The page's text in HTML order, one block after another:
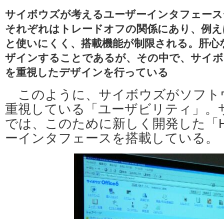
サイボウズが考えるユーザーインタフェー
それぞれはトレードオフの関係にあり、例
と使いにくく、搭載機能が制限される。肝
ザインすることであるが、その中で、サイ
を重視したデザインを行っている
このように、サイボウズがソフト
重視している「ユーザビリティ」。
では、このために新しく開発した「
ーインタフェースを搭載している。